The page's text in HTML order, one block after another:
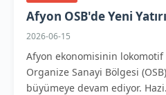
Afyon OSB'de Yeni
2026-06-15
Afyon ekonomisinin
Organize Sanayi Bölgesi
büyümeye devam ediyor.